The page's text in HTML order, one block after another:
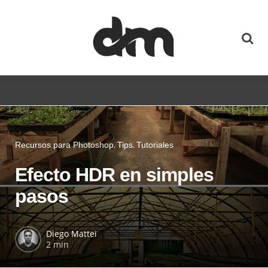
Recursos para Photoshop Tips Tutoriales
Efecto HDR en simples
pasos
Diego Mattei
2 min